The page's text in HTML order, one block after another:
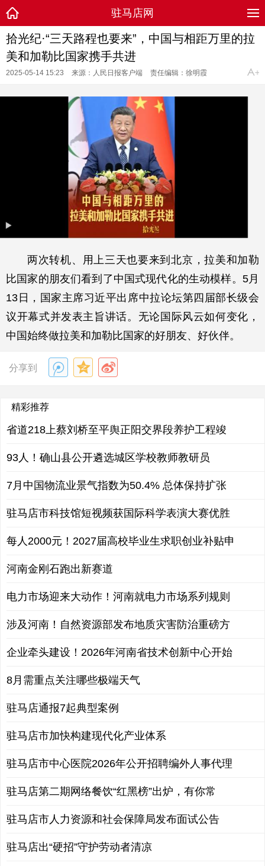
驻马店网
拾光纪·“三天路程也要来”，中国与相距万里的拉
美和加勒比国家携手共进
2025-05-14 15:23 来源：人民日报客户端 责任编辑：徐明霞
两次转机、用上三天也要来到北京，拉美和加勒
比国家的朋友们看到了中国式现代化的生动模样。5月
13日，国家主席习近平出席中拉论坛第四届部长级会
议开幕式并发表主旨讲话。无论国际风云如何变化，
中国始终做拉美和加勒比国家的好朋友、好伙伴。
分享到
精彩推荐
省道218上蔡刘桥至平舆正阳交界段养护工程竣
93人！确山县公开遴选城区学校教师教研员
7月中国物流业景气指数为50.4% 总体保持扩张
驻马店市科技馆短视频获国际科学表演大赛优胜
每人2000元！2027届高校毕业生求职创业补贴申
河南金刚石跑出新赛道
电力市场迎来大动作！河南就电力市场系列规则
涉及河南！自然资源部发布地质灾害防治重磅方
企业牵头建设！2026年河南省技术创新中心开始
8月需重点关注哪些极端天气
驻马店通报7起典型案例
驻马店市加快构建现代化产业体系
驻马店市中心医院2026年公开招聘编外人事代理
驻马店第二期网络餐饮“红黑榜”出炉，有你常
驻马店市人力资源和社会保障局发布面试公告
驻马店出“硬招”守护劳动者清凉